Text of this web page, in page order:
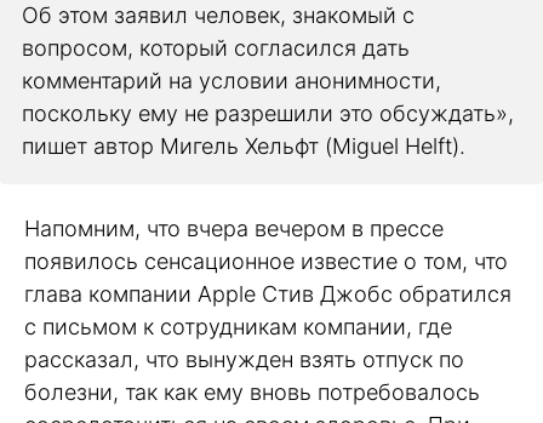
Об этом заявил человек, знакомый с
вопросом, который согласился дать
комментарий на условии анонимности,
поскольку ему не разрешили это обсуждать»,
пишет автор Мигель Хельфт (Miguel Helft).
Напомним, что вчера вечером в прессе
появилось сенсационное известие о том, что
глава компании Apple Стив Джобс обратился
с письмом к сотрудникам компании, где
рассказал, что вынужден взять отпуск по
болезни, так как ему вновь потребовалось